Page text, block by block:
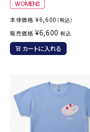
特定商取引法
プライバシーポリシー
本体価格 ¥6,600 （税込）
販売価格 ¥6,600 税込
カートに入れる